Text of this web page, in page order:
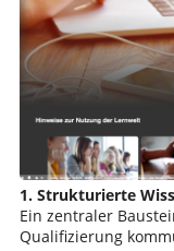
1. Strukturierte
Ein zentraler
Qualifizierung